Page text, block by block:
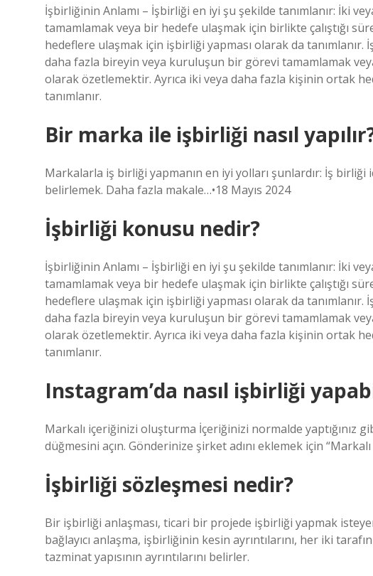
İşbirliğinin Anlamı – İşbirliği en iyi şu şekilde tanımlanır: İki
tamamlamak veya bir hedefe ulaşmak için birlikte çalıştığı
hedeflere ulaşmak için işbirliği yapması olarak da tanımlanır.
daha fazla bireyin veya kuruluşun bir görevi tamamlamak
olarak özetlemektir. Ayrıca iki veya daha fazla kişinin ortak
tanımlanır.
Bir marka ile işbirliği nasıl
Markalarla iş birliği yapmanın en iyi yolları şunlardır: İş
belirlemek. Daha fazla makale…•18 Mayıs 2024
İşbirliği konusu nedir?
İşbirliğinin Anlamı – İşbirliği en iyi şu şekilde tanımlanır: İki
tamamlamak veya bir hedefe ulaşmak için birlikte çalıştığı
hedeflere ulaşmak için işbirliği yapması olarak da tanımlanır.
daha fazla bireyin veya kuruluşun bir görevi tamamlamak
olarak özetlemektir. Ayrıca iki veya daha fazla kişinin ortak
tanımlanır.
Instagram’da nasıl işbirliği
Markalı içeriğinizi oluşturma İçeriğinizi normalde yaptığınız
düğmesini açın. Gönderinize şirket adını eklemek için
İşbirliği sözleşmesi nedir?
Bir işbirliği anlaşması, ticari bir projede işbirliği yapmak
bağlayıcı anlaşma, işbirliğinin kesin ayrıntılarını, her iki
tazminat yapısının ayrıntılarını belirler.